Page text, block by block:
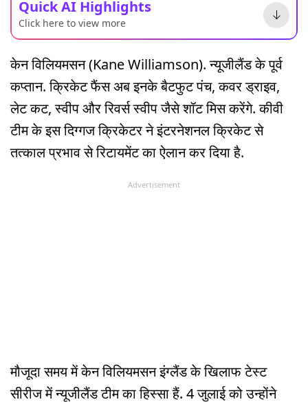
Quick AI Highlights
Click here to view more
केन विलियमसन (Kane Williamson). न्यूजीलैंड के पूर्व
कप्तान. क्रिकेट फैंस अब इनके बैटफुट पंच, कवर ड्राइव,
लेट कट, स्वीप और रिवर्स स्वीप जैसे शॉट मिस करेंगे. कीवी
टीम के इस दिग्गज क्रिकेटर ने इंटरनेशनल क्रिकेट से
तत्काल प्रभाव से रिटायमेंट का ऐलान कर दिया है.
Advertisement
मौजूदा समय में केन विलियमसन इंग्लैंड के खिलाफ टेस्ट
सीरीज में न्यूजीलैंड टीम का हिस्सा हैं. 4 जुलाई को उन्होंने